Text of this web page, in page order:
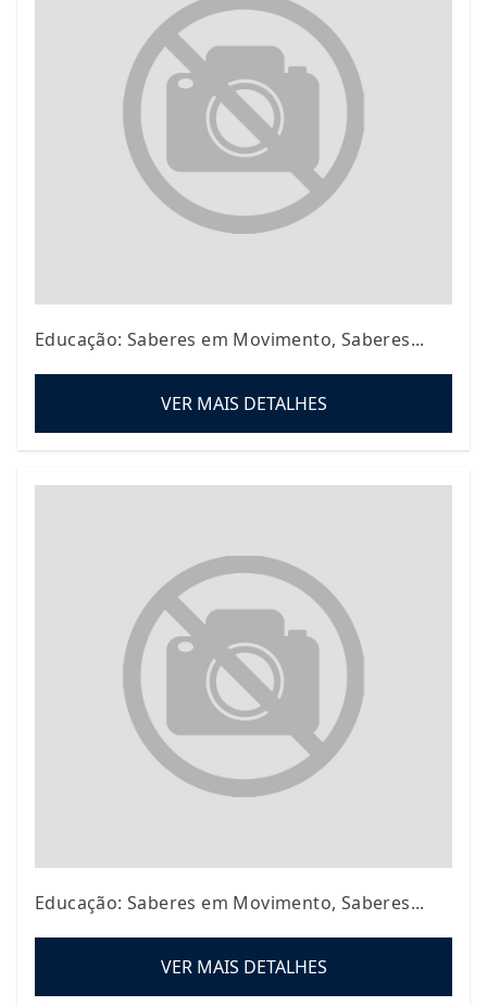
Educação: Saberes em Movimento, Saberes...
VER MAIS DETALHES
Educação: Saberes em Movimento, Saberes...
VER MAIS DETALHES